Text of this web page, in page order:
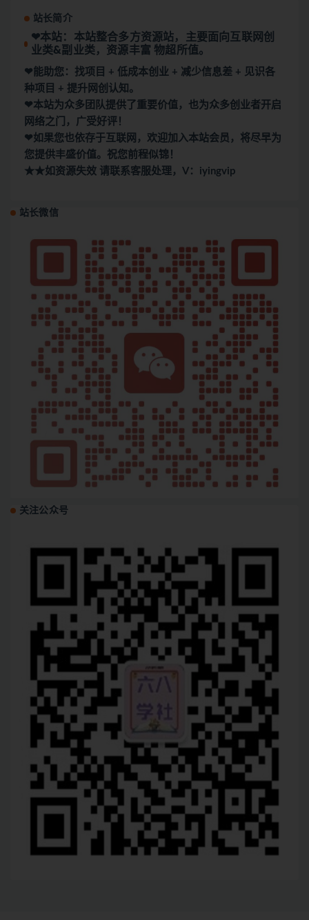
站长简介
❤本站：本站整合多方资源站，主要面向互联网创
业类&副业类，资源丰富 物超所值。
❤能助您：找项目 + 低成本创业 + 减少信息差 + 见识各
种项目 + 提升网创认知。
❤本站为众多团队提供了重要价值，也为众多创业者开启
网络之门，广受好评！
❤如果您也依存于互联网，欢迎加入本站会员，将尽早为
您提供丰盛价值。祝您前程似锦！
★★如资源失效 请联系客服处理，V：iyingvip
站长微信
关注公众号